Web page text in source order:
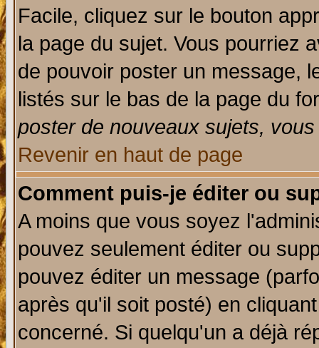
Facile, cliquez sur le bouton
la page du sujet. Vous pourriez
de pouvoir poster un message,
listés sur le bas de la page du
poster de nouveaux sujets,
Revenir en haut de page
Comment puis-je éditer ou
A moins que vous soyez
pouvez seulement éditer ou
pouvez éditer un message
après qu'il soit posté) en
concerné. Si quelqu'un a déjà